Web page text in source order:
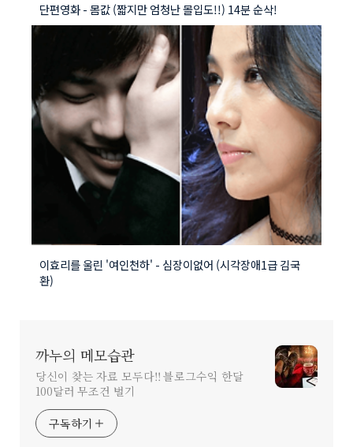
단편영화 - 몸값 (짧지만 엄청난 몰입도!!) 14분 순삭!
이효리를 울린 '여인천하' - 심장이없어 (시각장애1급 김국
환)
까누의 메모습관
당신이 찾는 자료 모두다!! 블로그수익 한달
100달러 무조건 벌기
구독하기